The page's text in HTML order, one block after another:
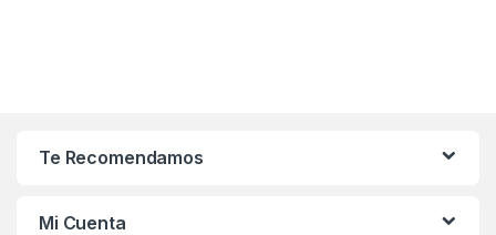
Te Recomendamos
Mi Cuenta